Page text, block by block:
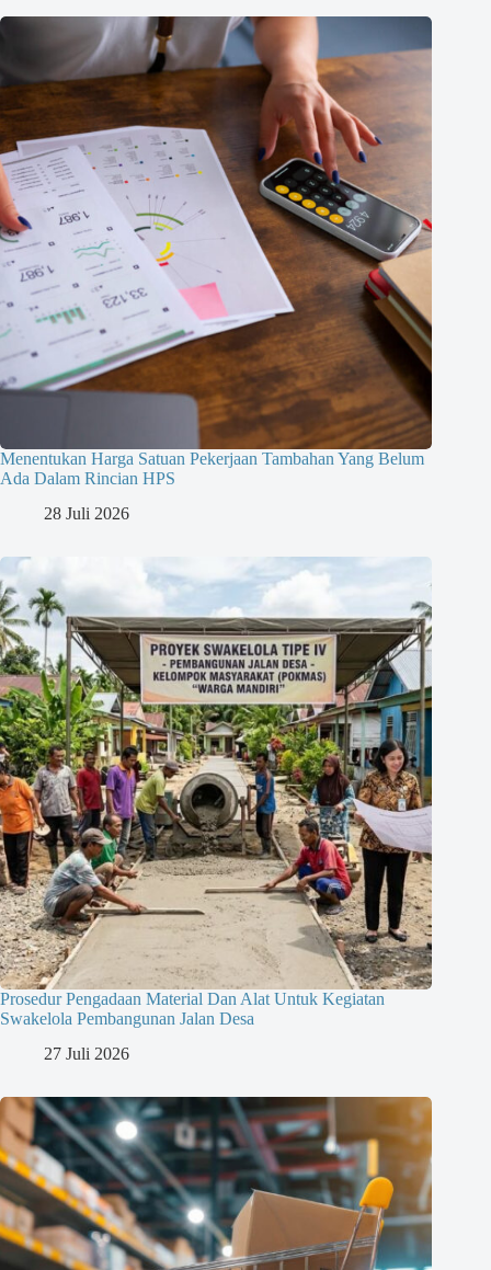
Menentukan Harga Satuan Pekerjaan Tambahan Yang Belum
Ada Dalam Rincian HPS
28 Juli 2026
Prosedur Pengadaan Material Dan Alat Untuk Kegiatan
Swakelola Pembangunan Jalan Desa
27 Juli 2026